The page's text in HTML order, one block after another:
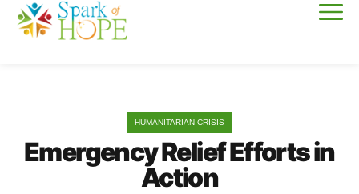
HUMANITARIAN CRISIS
Emergency Relief Efforts in
Action